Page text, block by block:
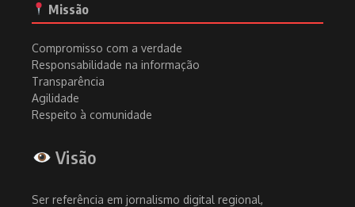
Missão
Compromisso com a verdade
Responsabilidade na informação
Transparência
Agilidade
Respeito à comunidade
Visão
Ser referência em jornalismo digital regional,